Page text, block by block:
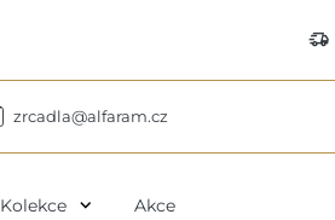
delivery_truck_speed
zrcadla@alfaram.cz
Kolekce expand_more Akce